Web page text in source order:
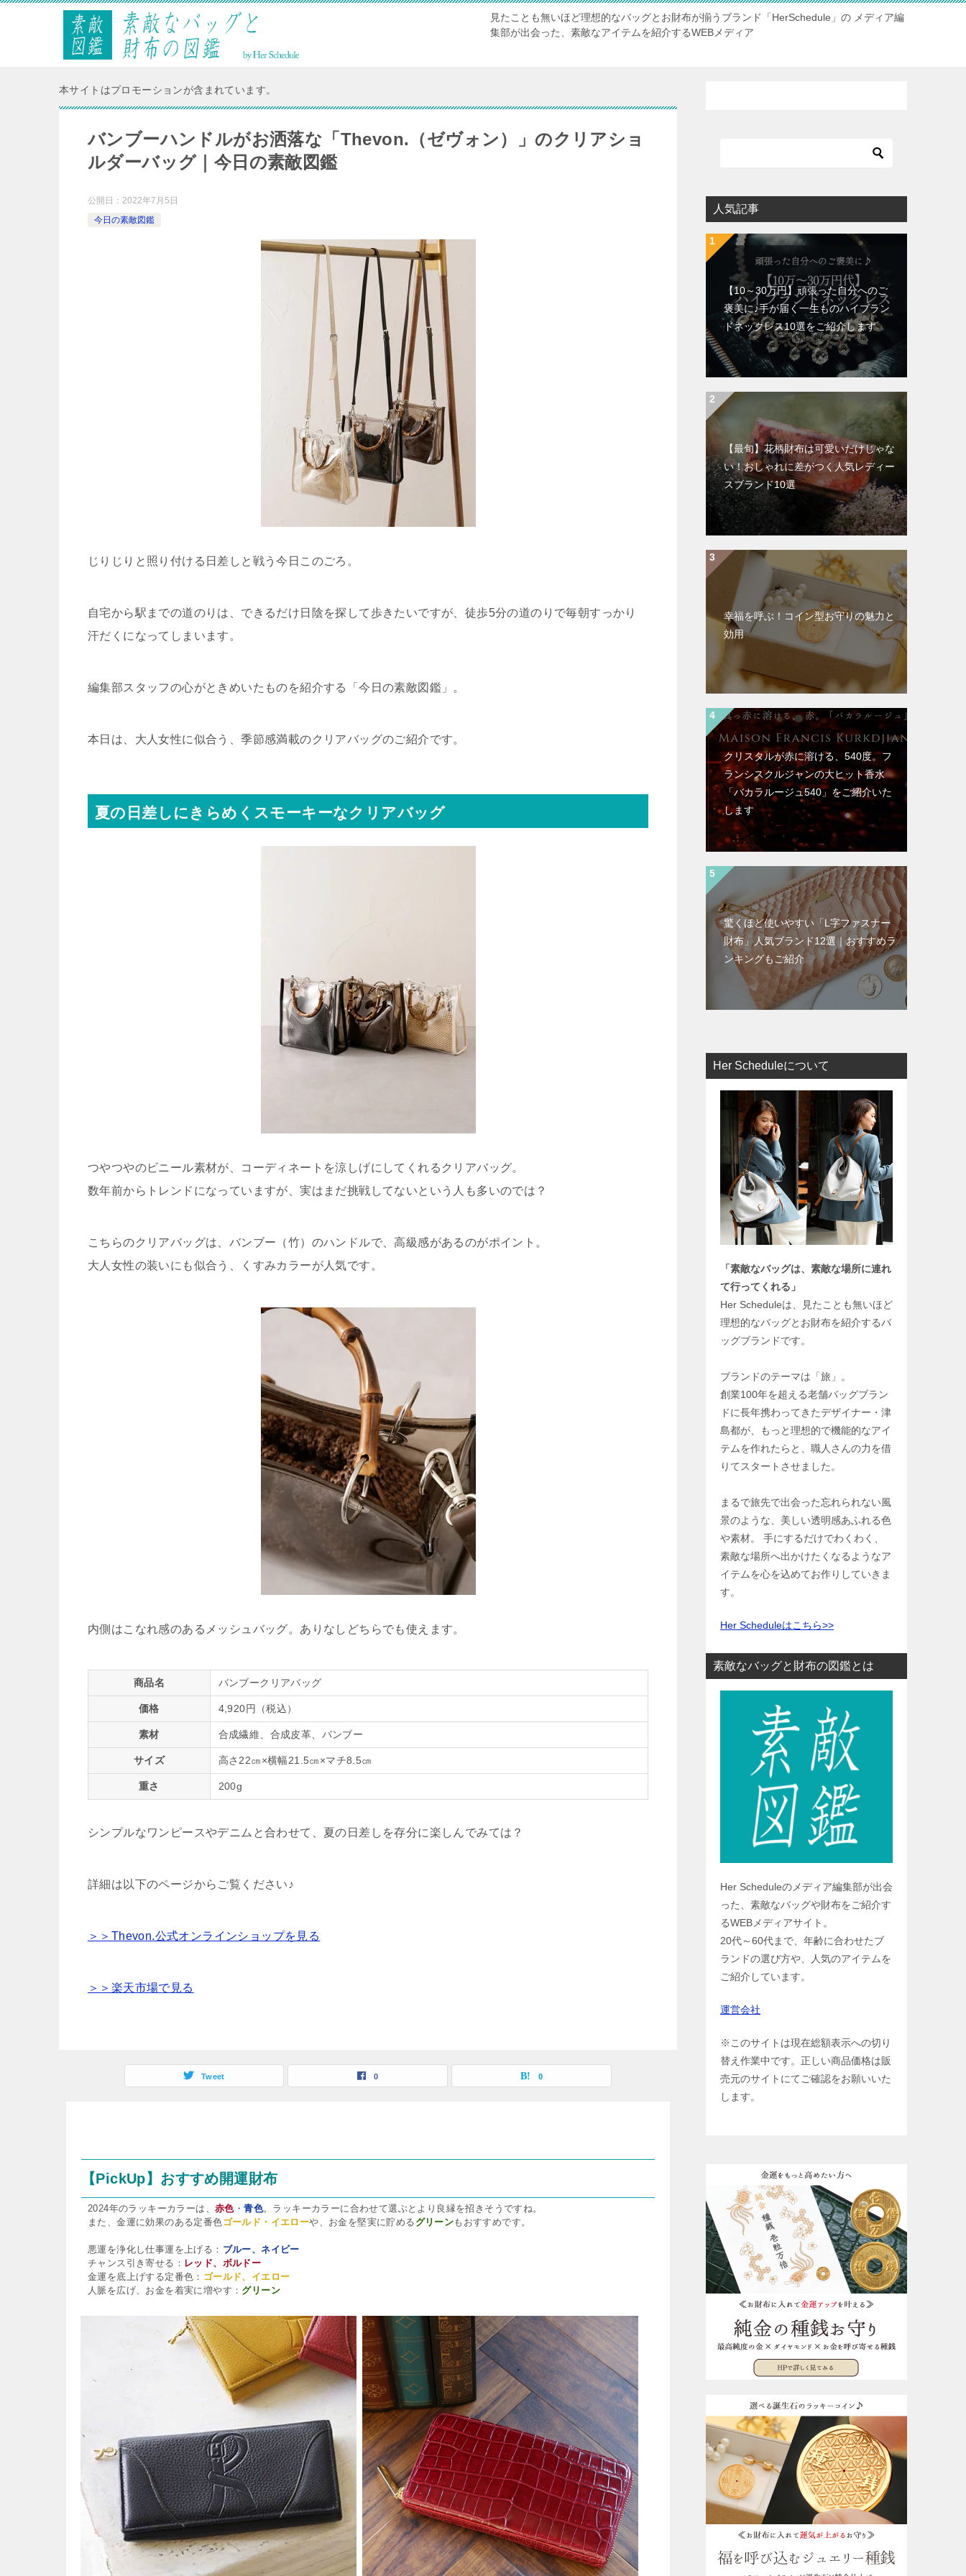
見たことも無いほど理想的なバッグとお財布が揃うブランド「HerSchedule」の メディア編
集部が出会った、素敵なアイテムを紹介するWEBメディア
本サイトはプロモーションが含まれています。
バンブーハンドルがお洒落な「Thevon.（ゼヴォン）」のクリアショ
ルダーバッグ｜今日の素敵図鑑
公開日： 2022年7月5日
今日の素敵図鑑
じりじりと照り付ける日差しと戦う今日このごろ。
自宅から駅までの道のりは、できるだけ日陰を探して歩きたいですが、徒歩5分の道のりで毎朝すっかり
汗だくになってしまいます。
編集部スタッフの心がときめいたものを紹介する「今日の素敵図鑑」。
本日は、大人女性に似合う、季節感満載のクリアバッグのご紹介です。
夏の日差しにきらめくスモーキーなクリアバッグ
つやつやのビニール素材が、コーディネートを涼しげにしてくれるクリアバッグ。
数年前からトレンドになっていますが、実はまだ挑戦してないという人も多いのでは？
こちらのクリアバッグは、バンブー（竹）のハンドルで、高級感があるのがポイント。
大人女性の装いにも似合う、くすみカラーが人気です。
内側はこなれ感のあるメッシュバッグ。ありなしどちらでも使えます。
商品名 バンブークリアバッグ
価格 4,920円（税込）
素材 合成繊維、合成皮革、バンブー
サイズ 高さ22㎝×横幅21.5㎝×マチ8.5㎝
重さ 200g
シンプルなワンピースやデニムと合わせて、夏の日差しを存分に楽しんでみては？
詳細は以下のページからご覧ください♪
＞＞Thevon.公式オンラインショップを見る
＞＞楽天市場で見る
Tweet 0 0
【PickUp】おすすめ開運財布
2024年のラッキーカラーは、 赤色・青色。ラッキーカラーに合わせて選ぶとより良縁を招きそうですね。
また、金運に効果のある定番色ゴールド・イエローや、お金を堅実に貯める グリーンもおすすめです。
悪運を浄化し仕事運を上げる： ブルー、ネイビー
チャンス引き寄せる： レッド、ボルドー
金運を底上げする定番色： ゴールド、イエロー
人脈を広げ、お金を着実に増やす： グリーン
人気記事
【10～30万円】頑張った自分へのご
褒美に♪手が届く一生ものハイブラン
ドネックレス10選をご紹介します
【最旬】花柄財布は可愛いだけじゃな
い！おしゃれに差がつく人気レディー
スブランド10選
幸福を呼ぶ！コイン型お守りの魅力と
効用
クリスタルが赤に溶ける、540度。フ
ランシスクルジャンの大ヒット香水
「バカラルージュ540」をご紹介いた
します
驚くほど使いやすい「L字ファスナー
財布」人気ブランド12選｜おすすめラ
ンキングもご紹介
Her Scheduleについて
「素敵なバッグは、素敵な場所に連れ
て行ってくれる」
Her Scheduleは、見たことも無いほど
理想的なバッグとお財布を紹介するバ
ッグブランドです。
ブランドのテーマは「旅」。
創業100年を超える老舗バッグブラン
ドに長年携わってきたデザイナー・津
島都が、もっと理想的で機能的なアイ
テムを作れたらと、職人さんの力を借
りてスタートさせました。
まるで旅先で出会った忘れられない風
景のような、美しい透明感あふれる色
や素材。 手にするだけでわくわく、
素敵な場所へ出かけたくなるようなア
イテムを心を込めてお作りしていきま
す。
Her Scheduleはこちら>>
素敵なバッグと財布の図鑑とは
Her Scheduleのメディア編集部が出会
った、素敵なバッグや財布をご紹介す
るWEBメディアサイト。
20代～60代まで、年齢に合わせたブ
ランドの選び方や、人気のアイテムを
ご紹介しています。
運営会社
※このサイトは現在総額表示への切り
替え作業中です。正しい商品価格は販
売元のサイトにてご確認をお願いいた
します。